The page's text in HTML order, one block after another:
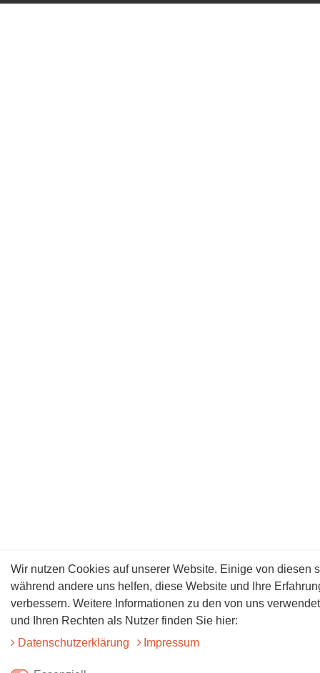
Wir nutzen Cookies auf unserer Website. Einige von diesen
während andere uns helfen, diese Website und Ihre
verbessern. Weitere Informationen zu den von uns
und Ihren Rechten als Nutzer finden Sie hier:
Daten­schutz­erklärung
Impressum